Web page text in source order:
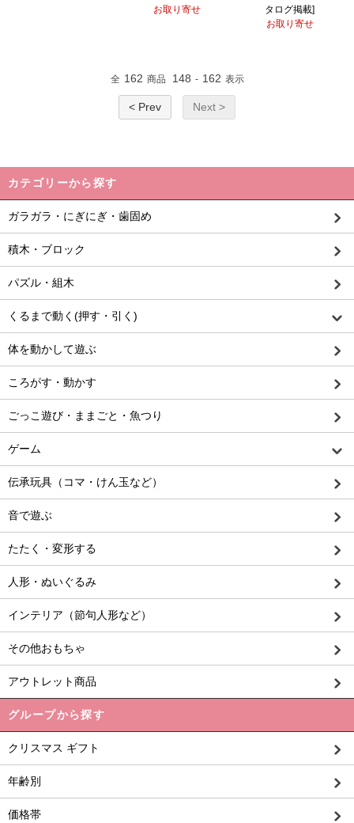
お取り寄せ
タログ掲載]
お取り寄せ
全 162 商品 148 - 162 表示
< Prev Next >
カテゴリーから探す
ガラガラ・にぎにぎ・歯固め
積木・ブロック
パズル・組木
くるまで動く(押す・引く)
体を動かして遊ぶ
ころがす・動かす
ごっこ遊び・ままごと・魚つり
ゲーム
伝承玩具（コマ・けん玉など）
音で遊ぶ
たたく・変形する
人形・ぬいぐるみ
インテリア（節句人形など）
その他おもちゃ
アウトレット商品
グループから探す
クリスマス ギフト
年齢別
価格帯